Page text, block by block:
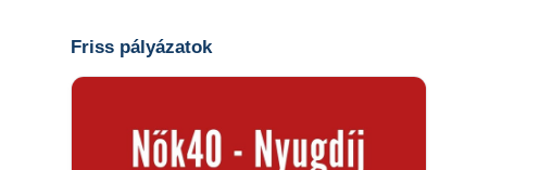
Friss pályázatok